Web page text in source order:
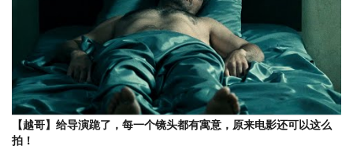
【越哥】给导演跪了，每一个镜头都有寓意，原来电影还可以这么
拍！